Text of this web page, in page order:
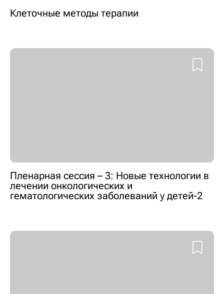
Клеточные методы терапии
Пленарная сессия – 3: Новые технологии в
лечении онкологических и
гематологических заболеваний у детей-2